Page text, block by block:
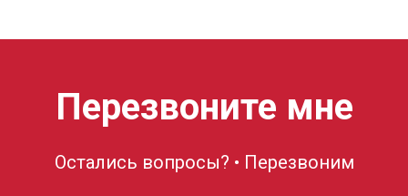
Перезвоните мне
Остались вопросы? • Перезвоним